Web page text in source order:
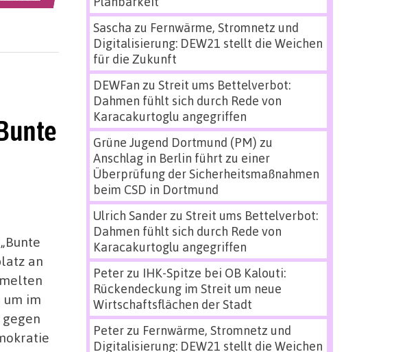
an
um im
Sascha zu Fernwärme, Stromnetz und
Digitalisierung: DEW21 stellt die Weichen
für die Zukunft
DEWFan zu Streit ums Bettelverbot:
Dahmen fühlt sich durch Rede von
Karacakurtoglu angegriffen
Grüne Jugend Dortmund (PM) zu
Anschlag in Berlin führt zu einer
Überprüfung der Sicherheitsmaßnahmen
beim CSD in Dortmund
Ulrich Sanderzu Streit ums Bettelverbot:
Dahmen fühlt sich durch Rede von
Karacakurtoglu angegriffen
Peterzu IHK-Spitze bei OB Kalouti:
Rückendeckung im Streit um neue
Wirtschaftsflächen der Stadt
Peterzu Fernwärme, Stromnetz und
Digitalisierung: DEW21 stellt die Weichen